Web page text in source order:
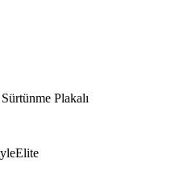
Plakalı
Elite